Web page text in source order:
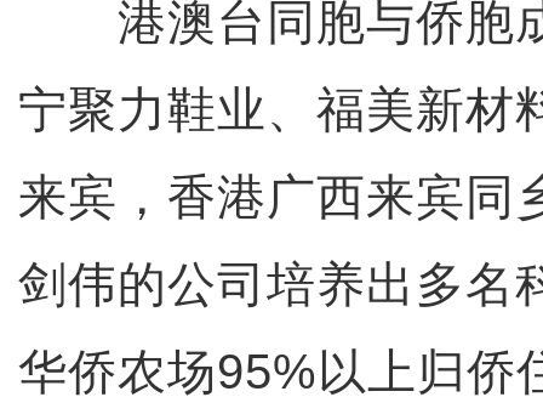
港澳台同胞与侨胞成
宁聚力鞋业、福美新材
来宾，香港广西来宾同
剑伟的公司培养出多名
华侨农场95%以上归侨